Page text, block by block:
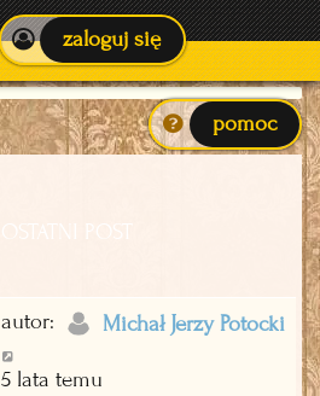
zaloguj się
pomoc
OSTATNI POST
autor: Michał Jerzy Potocki
5 lata temu